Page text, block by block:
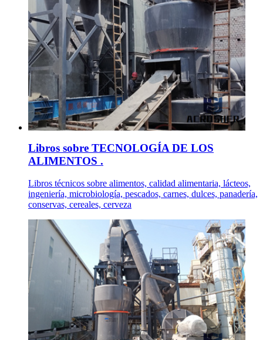
Libros sobre TECNOLOGÍA DE LOS
ALIMENTOS .
Libros técnicos sobre alimentos, calidad alimentaria, lácteos,
ingeniería, microbiología, pescados, carnes, dulces, panadería,
conservas, cereales, cerveza